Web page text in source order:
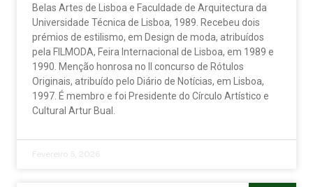
Belas Artes de Lisboa e Faculdade de Arquitectura da
Universidade Técnica de Lisboa, 1989. Recebeu dois
prémios de estilismo, em Design de moda, atribuídos
pela FILMODA, Feira Internacional de Lisboa, em 1989 e
1990. Menção honrosa no II concurso de Rótulos
Originais, atribuído pelo Diário de Notícias, em Lisboa,
1997. É membro e foi Presidente do Círculo Artístico e
Cultural Artur Bual.
Fevereiro 5, 2026